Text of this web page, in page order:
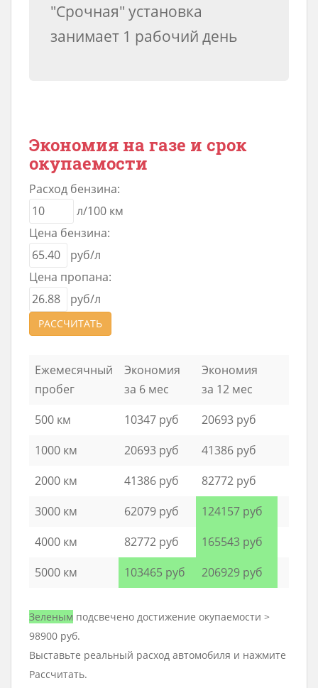
"Срочная" установка
занимает 1 рабочий день
Экономия на газе и срок
окупаемости
Расход бензина:
л/100 км
Цена бензина:
руб/л
Цена пропана:
руб/л
РАССЧИТАТЬ
Ежемесячный
пробег
Экономия
за 6 мес
Экономия
за 12 мес
500 км
10347 руб
20693 руб
1000 км
20693 руб
41386 руб
2000 км
41386 руб
82772 руб
3000 км
62079 руб
124157 руб
4000 км
82772 руб
165543 руб
5000 км
103465 руб 206929 руб
Зеленым подсвечено достижение окупаемости >
98900 руб.
Выставьте реальный расход автомобиля и нажмите
Рассчитать.